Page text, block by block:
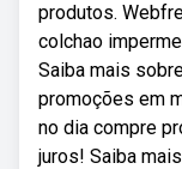
produtos.
colchao
Saiba mais
promoções em
no dia compre
juros! Saiba